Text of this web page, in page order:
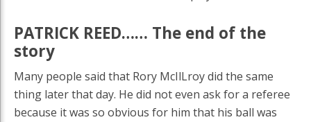
PATRICK REED…… The end of the
story
Many people said that Rory McIlLroy did the same
thing later that day. He did not even ask for a referee
because it was so obvious for him that his ball was